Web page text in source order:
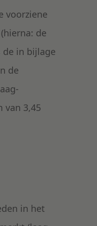
voorziene
de
in bijlage
de
van 3,45
in het